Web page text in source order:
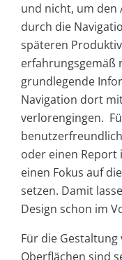
und nicht, um den
durch die
späteren
erfahrungsgemäß
grundlegende
Navigation dort
verlorengingen.
oder einen Report
einen Fokus auf
setzen. Damit
Design schon im
Für die
Oberflächen sind